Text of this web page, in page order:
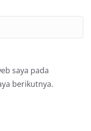
saya pada
berikutnya.